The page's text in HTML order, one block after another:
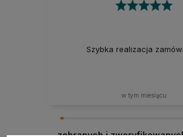
Szybka realizacja
w tym miesiącu
zebranych i